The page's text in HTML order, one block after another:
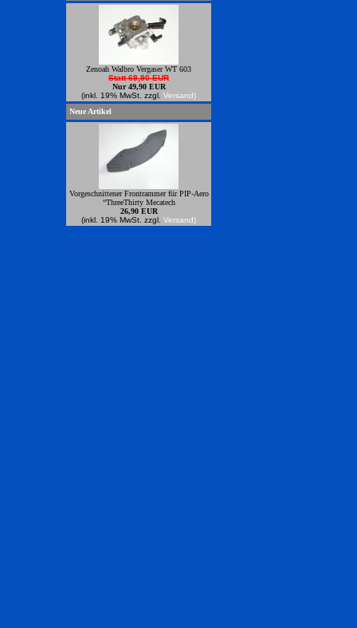
Zenoah Walbro Vergaser WT 603
Statt 69,90 EUR
Nur 49,90 EUR
(inkl. 19% MwSt. zzgl. Versand)
Neue Artikel
Vorgeschnittener Frontrammer für PIP-Aero
“ThreeThirty Mecatech
26,90 EUR
(inkl. 19% MwSt. zzgl. Versand)